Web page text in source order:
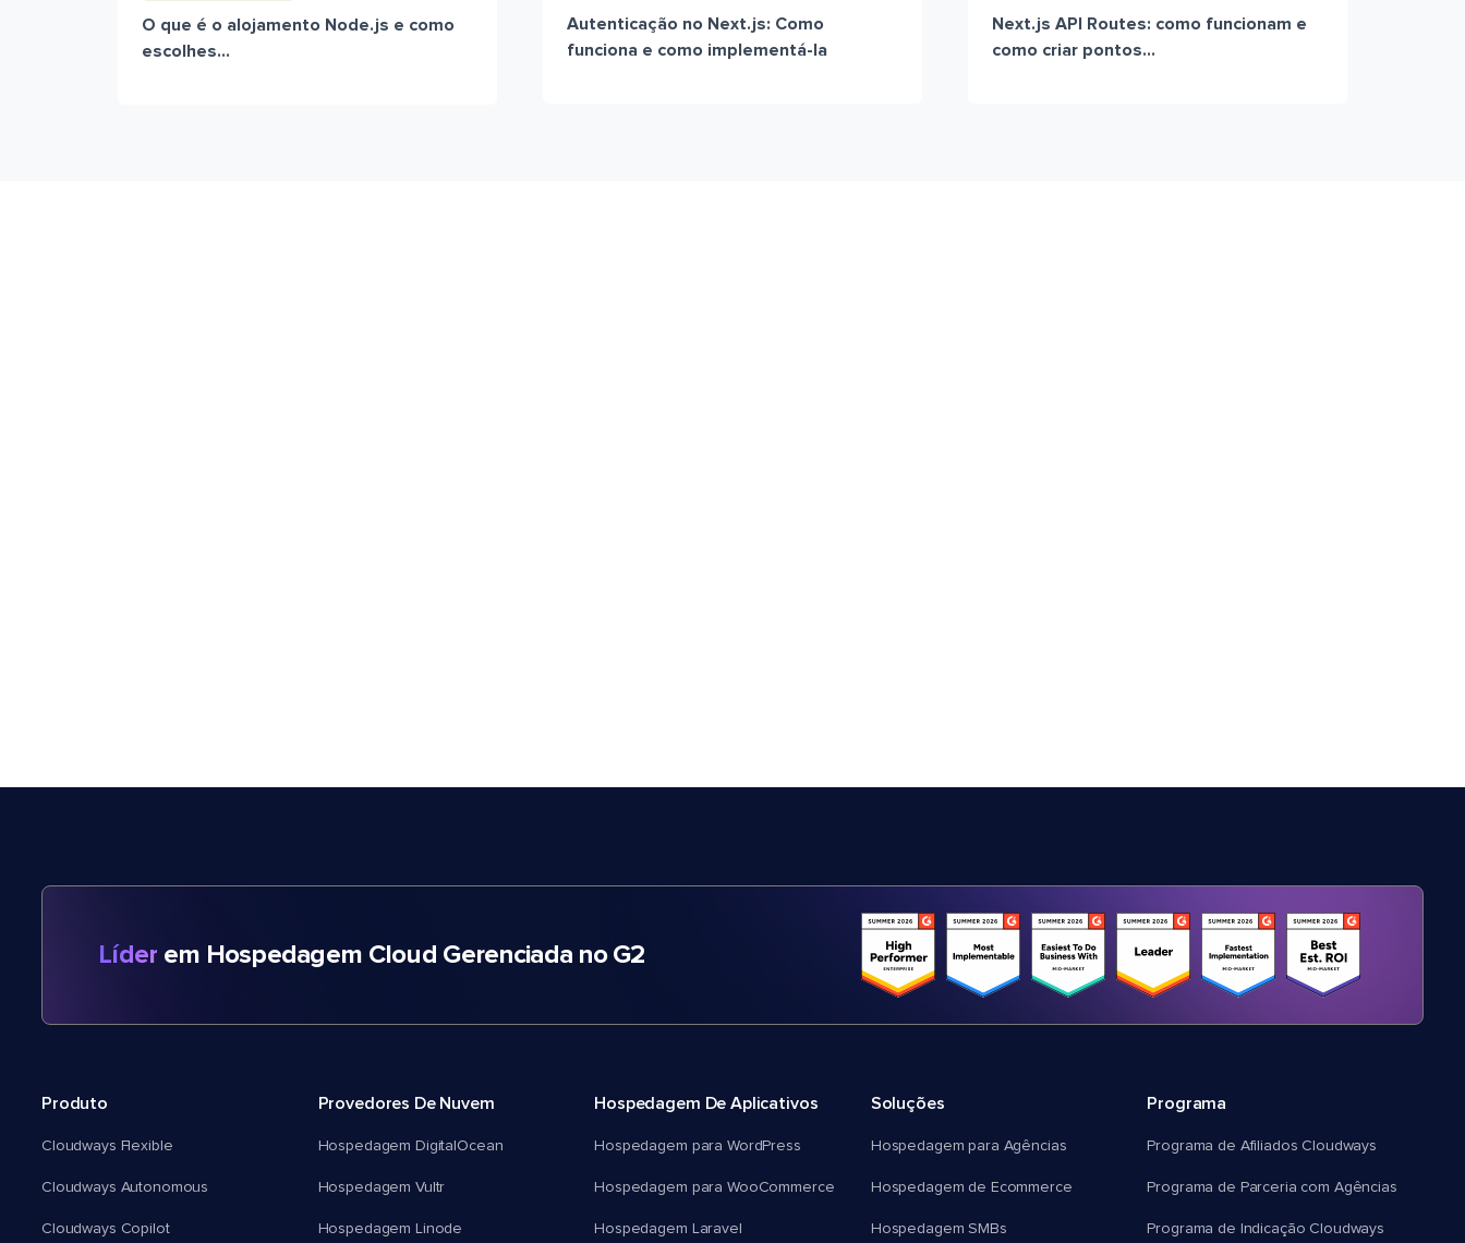
O que é o alojamento Node.js e como
escolhes...
Autenticação no Next.js: Como
funciona e como implementá-la
Next.js API Routes: como funcionam e
como criar pontos...
Líder em Hospedagem Cloud Gerenciada no G2
Produto
Cloudways Flexible
Cloudways Autonomous
Cloudways Copilot
Provedores De Nuvem
Hospedagem DigitalOcean
Hospedagem Vultr
Hospedagem Linode
Hospedagem De Aplicativos
Hospedagem para WordPress
Hospedagem para WooCommerce
Hospedagem Laravel
Soluções
Hospedagem para Agências
Hospedagem de Ecommerce
Hospedagem SMBs
Programa
Programa de Afiliados Cloudways
Programa de Parceria com Agências
Programa de Indicação Cloudways